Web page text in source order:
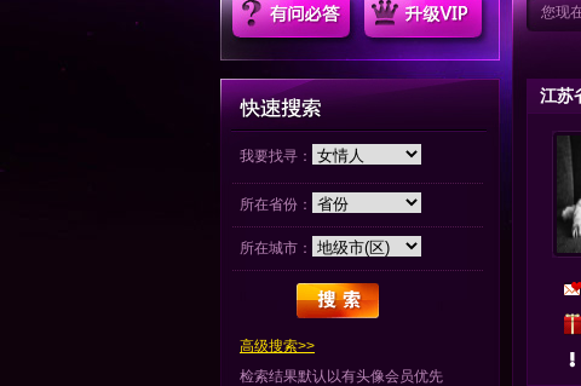
我要找寻：
所在省份：
所在城市：
高级搜索>>
检索结果默认以有头像会员优先
您现
江苏